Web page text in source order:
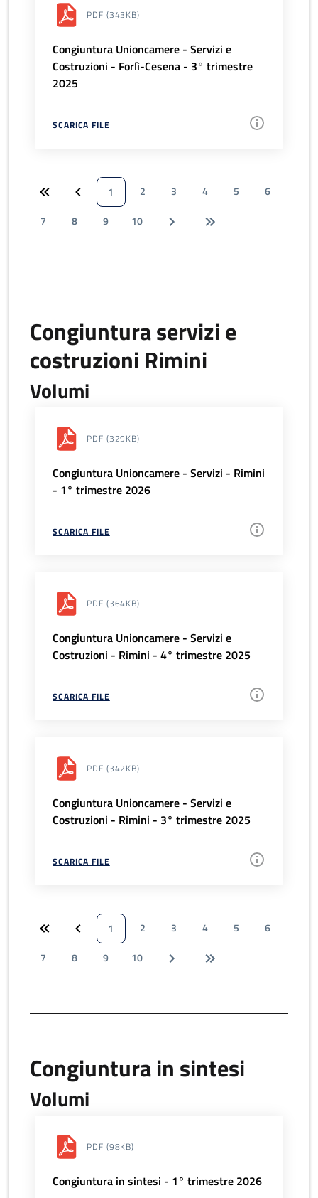
PDF (343KB)
Congiuntura Unioncamere - Servizi e
Costruzioni - Forlì-Cesena - 3° trimestre
2025
SCARICA FILE
1 2 3 4 5
6
7
8 9 10
Congiuntura servizi e
costruzioni Rimini
Volumi
PDF (329KB)
Congiuntura Unioncamere - Servizi - Rimini
- 1° trimestre 2026
SCARICA FILE
PDF (364KB)
Congiuntura Unioncamere - Servizi e
Costruzioni - Rimini - 4° trimestre 2025
SCARICA FILE
PDF (342KB)
Congiuntura Unioncamere - Servizi e
Costruzioni - Rimini - 3° trimestre 2025
SCARICA FILE
1 2 3 4 5
6
7
8 9 10
Congiuntura in sintesi
Volumi
PDF (98KB)
Congiuntura in sintesi - 1° trimestre 2026